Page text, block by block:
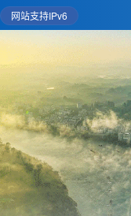
网站支持IPv6